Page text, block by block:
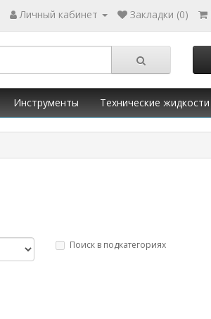
Личный кабинет Закладки (0)
Инструменты Технические жидкости
Поиск в подкатегориях